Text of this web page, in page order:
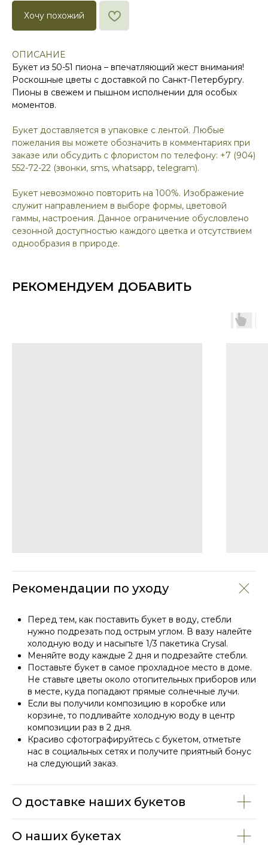
Хочу похожий
ОПИСАНИЕ
Букет из 50-51 пиона – впечатляющий жест внимания!
Роскошные цветы с доставкой по Санкт-Петербургу.
Пионы в свежем и пышном исполнении для особых
моментов.
Букет доставляется в упаковке с лентой. Любые
пожелания вы можете обозначить в комментариях при
заказе или обсудить с флористом по телефону: +7 (904)
552-72-22 (звонки, sms, whatsapp, telegram).
Букет невозможно повторить на 100%. Изображение
служит направлением в выборе формы, цветовой
гаммы, настроения. Данное ограничение обусловлено
сезонной доступностью каждого цветка и отсутствием
однообразия в природе.
РЕКОМЕНДУЕМ ДОБАВИТЬ
Рекомендации по уходу
Перед тем, как поставить букет в воду, стебли
нужно подрезать под острым углом. В вазу налейте
холодную воду и насыпьте 1/3 пакетика Crysal.
Меняйте воду каждые 2 дня и подрезайте стебли.
Поставьте букет в самое прохладное место в доме.
Не ставьте цветы около отопительных приборов или
в месте, куда попадают прямые солнечные лучи.
Если вы получили композицию в коробке или
корзине, то подливайте холодную воду в центр
композиции раз в 2 дня.
Красиво сфотографируйтесь с букетом, отметьте
нас в социальных сетях и получите приятный бонус
на следующий заказ.
О доставке наших букетов
О наших букетах
СМОТРИТЕ ТАКЖЕ